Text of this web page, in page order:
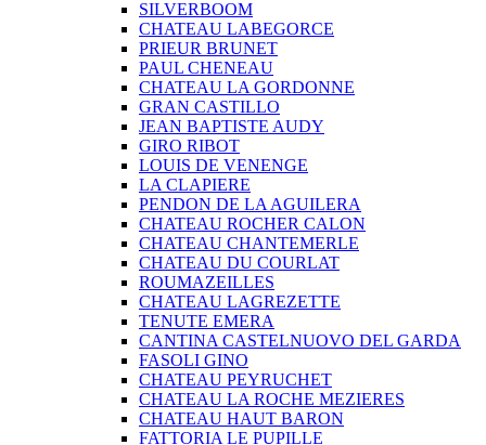
SILVERBOOM
CHATEAU LABEGORCE
PRIEUR BRUNET
PAUL CHENEAU
CHATEAU LA GORDONNE
GRAN CASTILLO
JEAN BAPTISTE AUDY
GIRO RIBOT
LOUIS DE VENENGE
LA CLAPIERE
PENDON DE LA AGUILERA
CHATEAU ROCHER CALON
CHATEAU CHANTEMERLE
CHATEAU DU COURLAT
ROUMAZEILLES
CHATEAU LAGREZETTE
TENUTE EMERA
CANTINA CASTELNUOVO DEL GARDA
FASOLI GINO
CHATEAU PEYRUCHET
CHATEAU LA ROCHE MEZIERES
CHATEAU HAUT BARON
FATTORIA LE PUPILLE